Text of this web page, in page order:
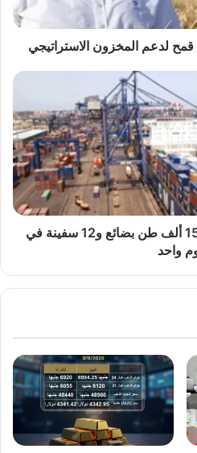
موانئ البحر الأحمر: تداول 15 ألف طن بضائع و12 سفينة في
واحد